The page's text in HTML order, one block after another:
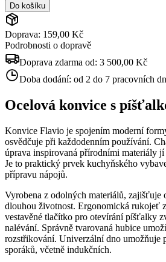
Do košíku
Doprava: 159,00 Kč
Podrobnosti o dopravě
Doprava zdarma od: 3 500,00 Kč
Doba dodání: od 2 do 7 pracovních
Ocelová konvice s
Konvice Flavio je spojením moderní
osvědčuje při každodenním používání.
úprava inspirovaná přírodními materiály
Je to praktický prvek kuchyňského
přípravu nápojů.
Vyrobena z odolných materiálů, zajišťuje
dlouhou životnost. Ergonomická rukojeť
vestavěné tlačítko pro otevírání píšťalky
nalévání. Správně tvarovaná hubice
rozstřikování. Univerzální dno umožňuje
sporáků, včetně indukčních.